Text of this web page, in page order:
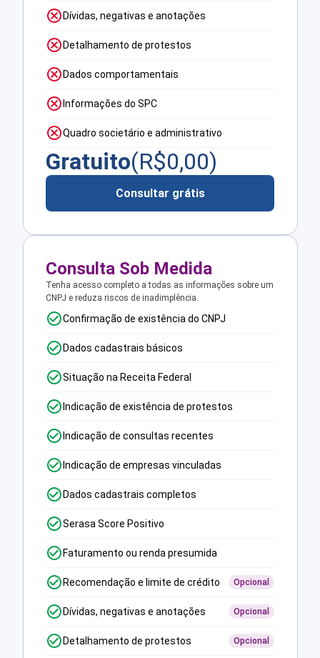
Dívidas, negativas e anotações
Detalhamento de protestos
Dados comportamentais
Informações do SPC
Quadro societário e administrativo
Gratuito(R$0,00)
Consultar grátis
Consulta Sob Medida
Tenha acesso completo a todas as informações sobre um
CNPJ e reduza riscos de inadimplência.
Confirmação de existência do CNPJ
Dados cadastrais básicos
Situação na Receita Federal
Indicação de existência de protestos
Indicação de consultas recentes
Indicação de empresas vinculadas
Dados cadastrais completos
Serasa Score Positivo
Faturamento ou renda presumida
Recomendação e limite de crédito Opcional
Dívidas, negativas e anotações Opcional
Detalhamento de protestos Opcional